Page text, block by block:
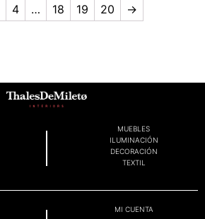
4 … 18 19 20 →
MUEBLES
ILUMINACIÓN
DECORACIÓN
TEXTIL
MI CUENTA